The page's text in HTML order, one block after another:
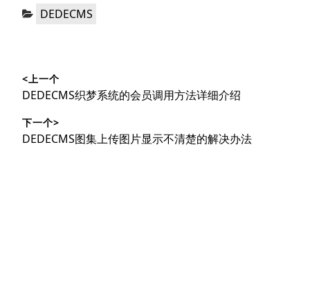
分
DEDECMS
章
导
航
<上一个
上
文
章：
DEDECMS织梦系统的会员调用方法详细介绍
下一个>
下
DEDECMS图集上传图片显示不清楚的解决办法